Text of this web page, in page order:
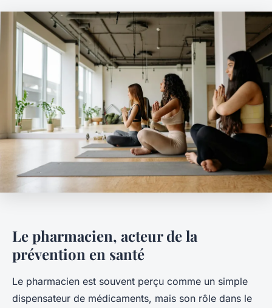
Le pharmacien, acteur de la
prévention en santé
Le pharmacien est souvent perçu comme un simple
dispensateur de médicaments, mais son rôle dans le